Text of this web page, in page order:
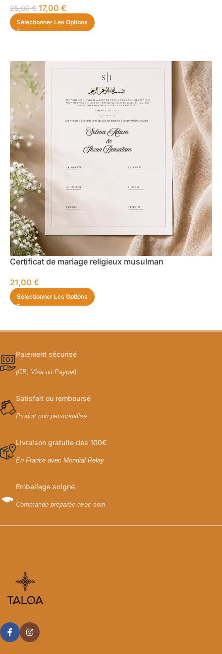
25,00€ 17,00 €
Sélectionner Les Options
Certificat de mariage religieux musulman
21,00 €
Sélectionner Les Options
Paiement sécurisé
(CB, Visa ou Paypal)
Satisfait ou remboursé
Produit non personnalisé
Livraison gratuite dès 100€
En France avec Mondial Relay
Emballage soigné
Commande préparée avec soin